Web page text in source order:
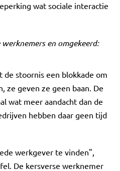
wat sociale interactie
en omgekeerd:
stoornis een blokkade om
ze geven ze geen baan. De
wat meer aandacht dan de
hebben daar geen tijd
werkgever te vinden",
De kersverse werknemer